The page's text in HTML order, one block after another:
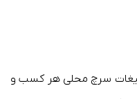
سرچ محلی هر کسب و